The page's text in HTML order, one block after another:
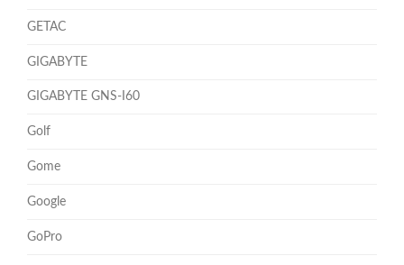
GETAC
GIGABYTE
GIGABYTE GNS-I60
Golf
Gome
Google
GoPro